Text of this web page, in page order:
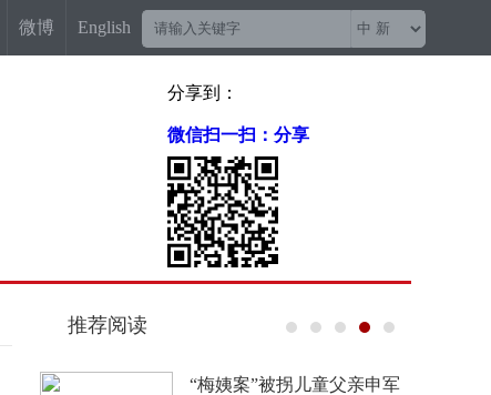
微博 English
分享到：
微信扫一扫：分享
推荐阅读
“梅姨案”被拐儿童父亲申军